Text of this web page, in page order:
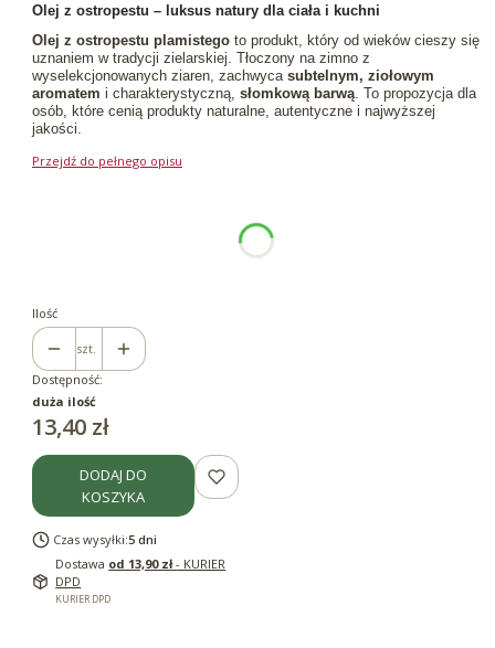
Olej z ostropestu – luksus natury dla ciała i kuchni
Olej z ostropestu plamistego to produkt, który od wieków cieszy się
uznaniem w tradycji zielarskiej. Tłoczony na zimno z
wyselekcjonowanych ziaren, zachwyca subtelnym, ziołowym
aromatem i charakterystyczną, słomkową barwą . To propozycja dla
osób, które cenią produkty naturalne, autentyczne i najwyższej
jakości.
Przejdź do pełnego opisu
Ilość
szt.
Dostępność:
duża ilość
Cena
13,40 zł
DODAJ DO
KOSZYKA
Czas wysyłki:5 dni
Dostawa od 13,90 zł- KURIER
DPD
KURIER DPD